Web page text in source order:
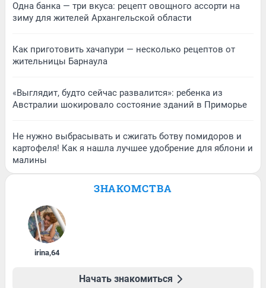
Одна банка — три вкуса: рецепт овощного ассорти на
зиму для жителей Архангельской области
Как приготовить хачапури — несколько рецептов от
жительницы Барнаула
«Выглядит, будто сейчас развалится»: ребенка из
Австралии шокировало состояние зданий в Приморье
Не нужно выбрасывать и сжигать ботву помидоров и
картофеля! Как я нашла лучшее удобрение для яблони и
малины
ЗНАКОМСТВА
irina,64
Начать знакомиться